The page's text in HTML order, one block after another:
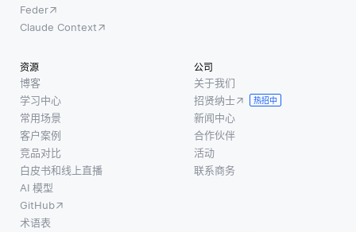
Feder
Claude Context
资源
博客
学习中心
常用场景
客户案例
竞品对比
白皮书和线上直播
AI 模型
GitHub
术语表
公司
关于我们
招贤纳士
热招中
新闻中心
合作伙伴
活动
联系商务